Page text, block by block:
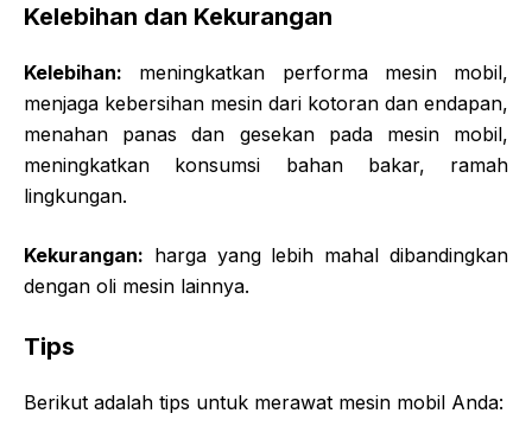
Kelebihan dan Kekurangan
Kelebihan: meningkatkan performa mesin mobil,
menjaga kebersihan mesin dari kotoran dan endapan,
menahan panas dan gesekan pada mesin mobil,
meningkatkan konsumsi bahan bakar, ramah
lingkungan.
Kekurangan: harga yang lebih mahal dibandingkan
dengan oli mesin lainnya.
Tips
Berikut adalah tips untuk merawat mesin mobil Anda: